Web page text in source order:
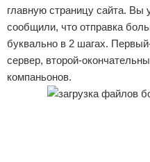
главную страницу сайта. Вы
сообщили, что отправка
буквально в 2 шагах.
сервер, второй-
компаньонов.